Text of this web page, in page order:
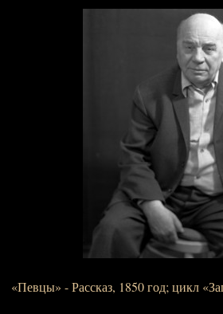
«Певцы» - Рассказ, 1850 год; цикл